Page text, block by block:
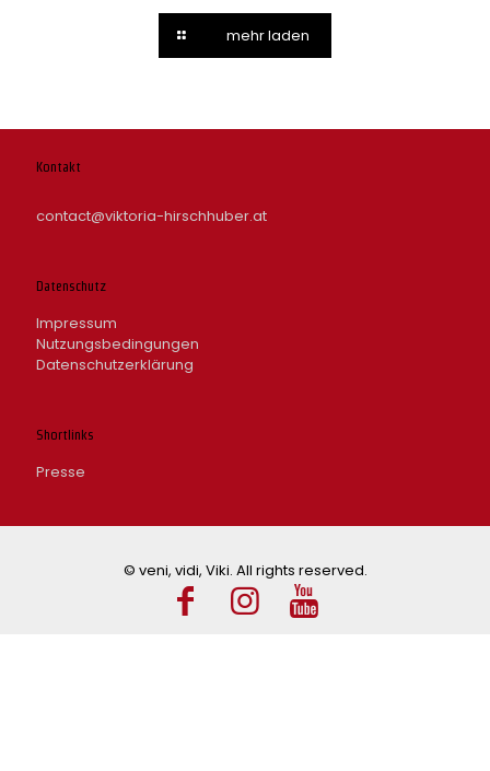
mehr laden
Kontakt
contact@viktoria-hirschhuber.at
Datenschutz
Impressum
Nutzungsbedingungen
Datenschutzerklärung
Shortlinks
Presse
© veni, vidi, Viki. All rights reserved.